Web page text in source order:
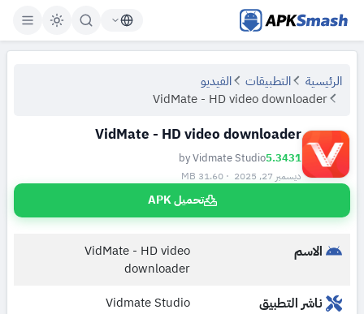
APKSmash
الرئيسية التطبيقات
الفيديو
VidMate - HD video downloader
VidMate - HD video downloader
5.3431
by Vidmate Studio
ديسمبر 27, 2025 · 31.60 MB
تحميل APK
الاسم
VidMate - HD video
downloader
ناشر التطبيق Vidmate Studio